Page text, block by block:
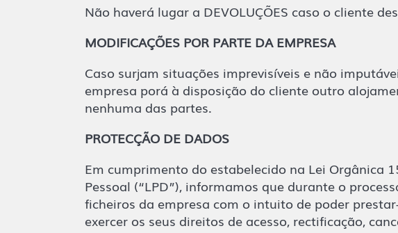
Não haverá lugar a DEVOLUÇÕES caso o cliente
MODIFICAÇÕES POR PARTE DA EMPRESA
Caso surjam situações imprevisíveis e não
empresa porá à disposição do cliente outro
nenhuma das partes.
PROTECÇÃO DE DADOS
Em cumprimento do estabelecido na Lei Orgânica
Pessoal (“LPD”), informamos que durante o
ficheiros da empresa com o intuito de poder
exercer os seus direitos de acesso, rectificação,